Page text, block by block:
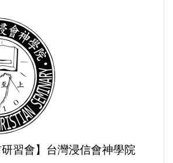
研習會】台灣浸信會神學院